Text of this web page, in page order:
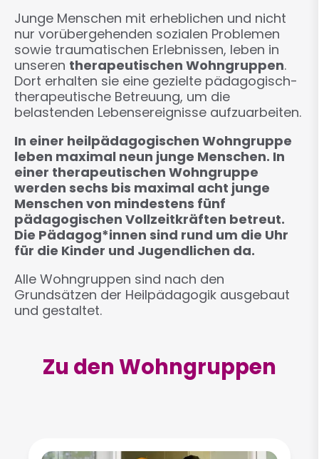
Junge Menschen mit erheblichen und nicht
nur vorübergehenden sozialen Problemen
sowie traumatischen Erlebnissen, leben in
unseren therapeutischen Wohngruppen.
Dort erhalten sie eine gezielte pädagogisch-
therapeutische Betreuung, um die
belastenden Lebensereignisse aufzuarbeiten.
In einer heilpädagogischen Wohngruppe
leben maximal neun junge Menschen. In
einer therapeutischen Wohngruppe
werden sechs bis maximal acht junge
Menschen von mindestens fünf
pädagogischen Vollzeitkräften betreut.
Die Pädagog*innen sind rund um die Uhr
für die Kinder und Jugendlichen da.
Alle Wohngruppen sind nach den
Grundsätzen der Heilpädagogik ausgebaut
und gestaltet.
Zu den Wohngruppen